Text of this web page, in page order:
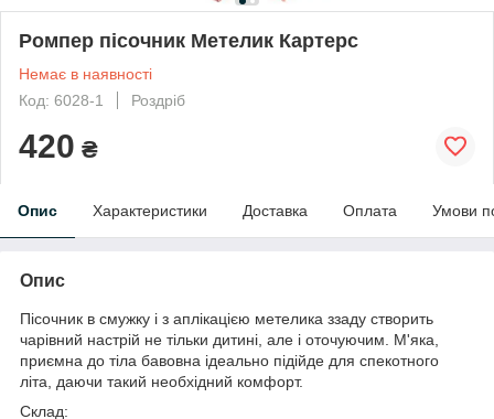
Ромпер пісочник Метелик Картерс
Немає в наявності
Код: 6028-1
Роздріб
420 ₴
Опис Характеристики Доставка Оплата Умови
Опис
Пісочник в смужку і з аплікацією метелика ззаду створить
чарівний настрій не тільки дитині, але і оточуючим. М'яка,
приємна до тіла бавовна ідеально підійде для спекотного
літа, даючи такий необхідний комфорт.
Склад: